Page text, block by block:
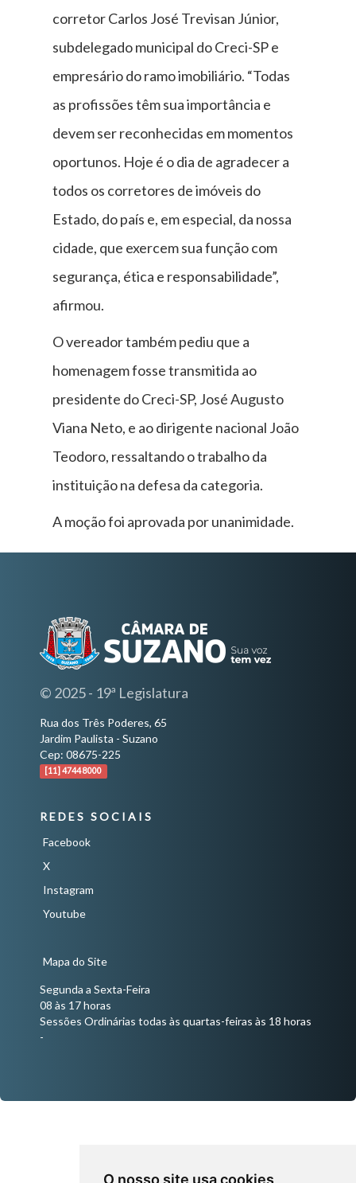
O nosso site usa cookies
corretor Carlos José Trevisan Júnior,
subdelegado municipal do Creci-SP e
empresário do ramo imobiliário. “Todas
as profissões têm sua importância e
devem ser reconhecidas em momentos
oportunos. Hoje é o dia de agradecer a
todos os corretores de imóveis do
Estado, do país e, em especial, da nossa
cidade, que exercem sua função com
segurança, ética e responsabilidade”,
afirmou.
O vereador também pediu que a
homenagem fosse transmitida ao
presidente do Creci-SP, José Augusto
Viana Neto, e ao dirigente nacional João
Teodoro, ressaltando o trabalho da
instituição na defesa da categoria.
A moção foi aprovada por unanimidade.
© 2025 - 19ª Legislatura
Rua dos Três Poderes, 65
Jardim Paulista - Suzano
Cep: 08675-225
[11] 4744 8000
REDES SOCIAIS
Facebook
X
Instagram
Youtube
Mapa do Site
Segunda a Sexta-Feira
08 às 17 horas
Sessões Ordinárias todas às quartas-feiras às 18 horas
-